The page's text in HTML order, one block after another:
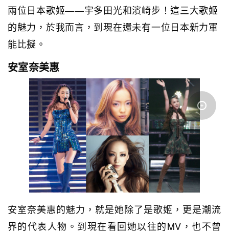
兩位日本歌姬——宇多田光和濱崎步！這三大歌姬
的魅力，於我而言，到現在還未有一位日本新力軍
能比擬。
安室奈美惠
安室奈美惠的魅力，就是她除了是歌姬，更是潮流
界的代表人物。到現在看回她以往的MV，也不曾